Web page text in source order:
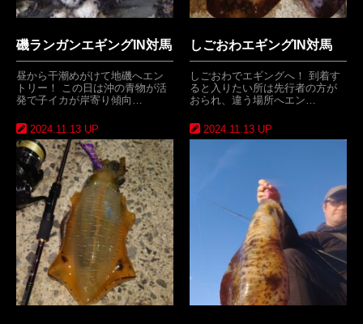
磯ランガンエギングIN対馬
昼から干潮めがけて地磯へエン
トリー！ この日は沖の青物が活
発で子イカが岸寄り傾向…
しごおわエギングIN対馬
しごおわでエギングへ！ 到着す
ると入りたい所は先行者の方が
おられ、違う場所へエン…
2024.11.13 UP 2024.11.13 UP